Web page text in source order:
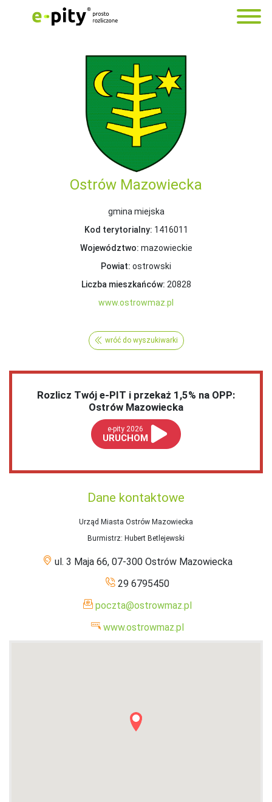
Ostrów Mazowiecka
gmina miejska
Kod terytorialny: 1416011
Województwo: mazowieckie
Powiat: ostrowski
Liczba mieszkańców: 20828
www.ostrowmaz.pl
wróć do wyszukiwarki
Rozlicz Twój e-PIT i przekaż 1,5% na OPP:
Ostrów Mazowiecka
e-pity 2026
URUCHOM
Dane kontaktowe
Urząd Miasta Ostrów Mazowiecka
Burmistrz: Hubert Betlejewski
ul. 3 Maja 66, 07-300 Ostrów Mazowiecka
29 6795450
poczta@ostrowmaz.pl
www.ostrowmaz.pl